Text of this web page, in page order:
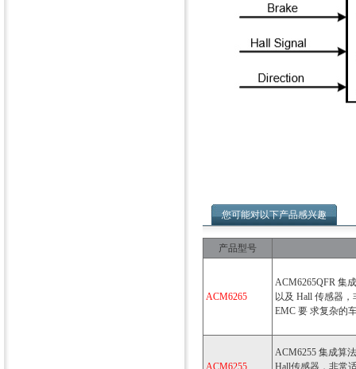
您可能对以下产品感兴趣
产品型号
ACM6265
ACM6265QFR 集
以及 Hall 传感器
EMC 要 求复杂的
ACM6255
ACM6255 集成算
Hall传感器，非常